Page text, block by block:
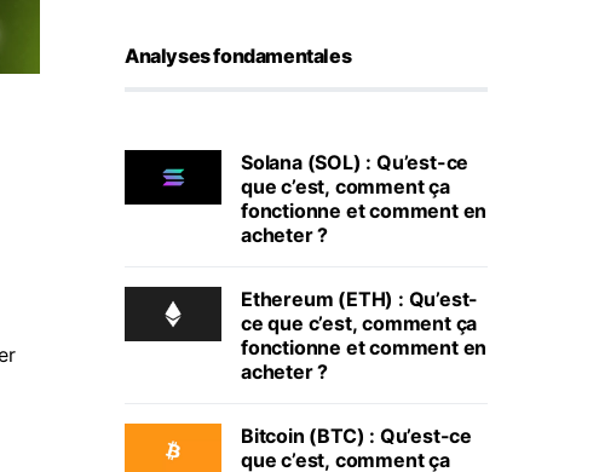
Analyses fondamentales
Solana (SOL) : Qu’est-ce
que c’est, comment ça
fonctionne et comment en
acheter ?
Ethereum (ETH) : Qu’est-
ce que c’est, comment ça
fonctionne et comment en
acheter ?
Bitcoin (BTC) : Qu’est-ce
que c’est, comment ça